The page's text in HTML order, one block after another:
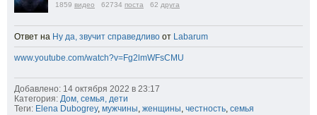
1859 видео 62734 поста 62 друга
Ответ на Ну да, звучит справедливо от Labarum
www.youtube.com/watch?v=Fg2lmWFsCMU
Добавлено: 14 октября 2022 в 23:17
Категория: Дом, семья, дети
Теги: Elena Dubogrey, мужчины, женщины, честность, семья